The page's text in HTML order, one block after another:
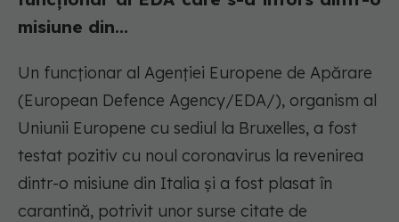
misiune din...
Un funcţionar al Agenţiei Europene de Apărare
(European Defence Agency/EDA/), organism al
Uniunii Europene cu sediul la Bruxelles, a fost
testat pozitiv cu noul coronavirus la revenirea
dintr-o misiune din Italia şi a fost plasat în
carantină, potrivit unor surse citate de